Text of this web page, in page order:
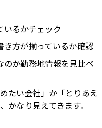
いるかチェック
方が揃っているか確認
か勤務地情報を見比べ
たい会社」か「とりあえ
かなり見えてきます。